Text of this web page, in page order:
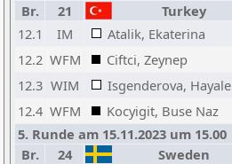
Br.
21 Turkey
12.1
IM Atalik, Ekaterina
12.2 WFM Ciftci, Zeynep
12.3 WIM Isgenderova, Hayale
12.4 WFM Kocyigit, Buse Naz
5. Runde am 15.11.2023 um 15.00
Br.
24 Sweden